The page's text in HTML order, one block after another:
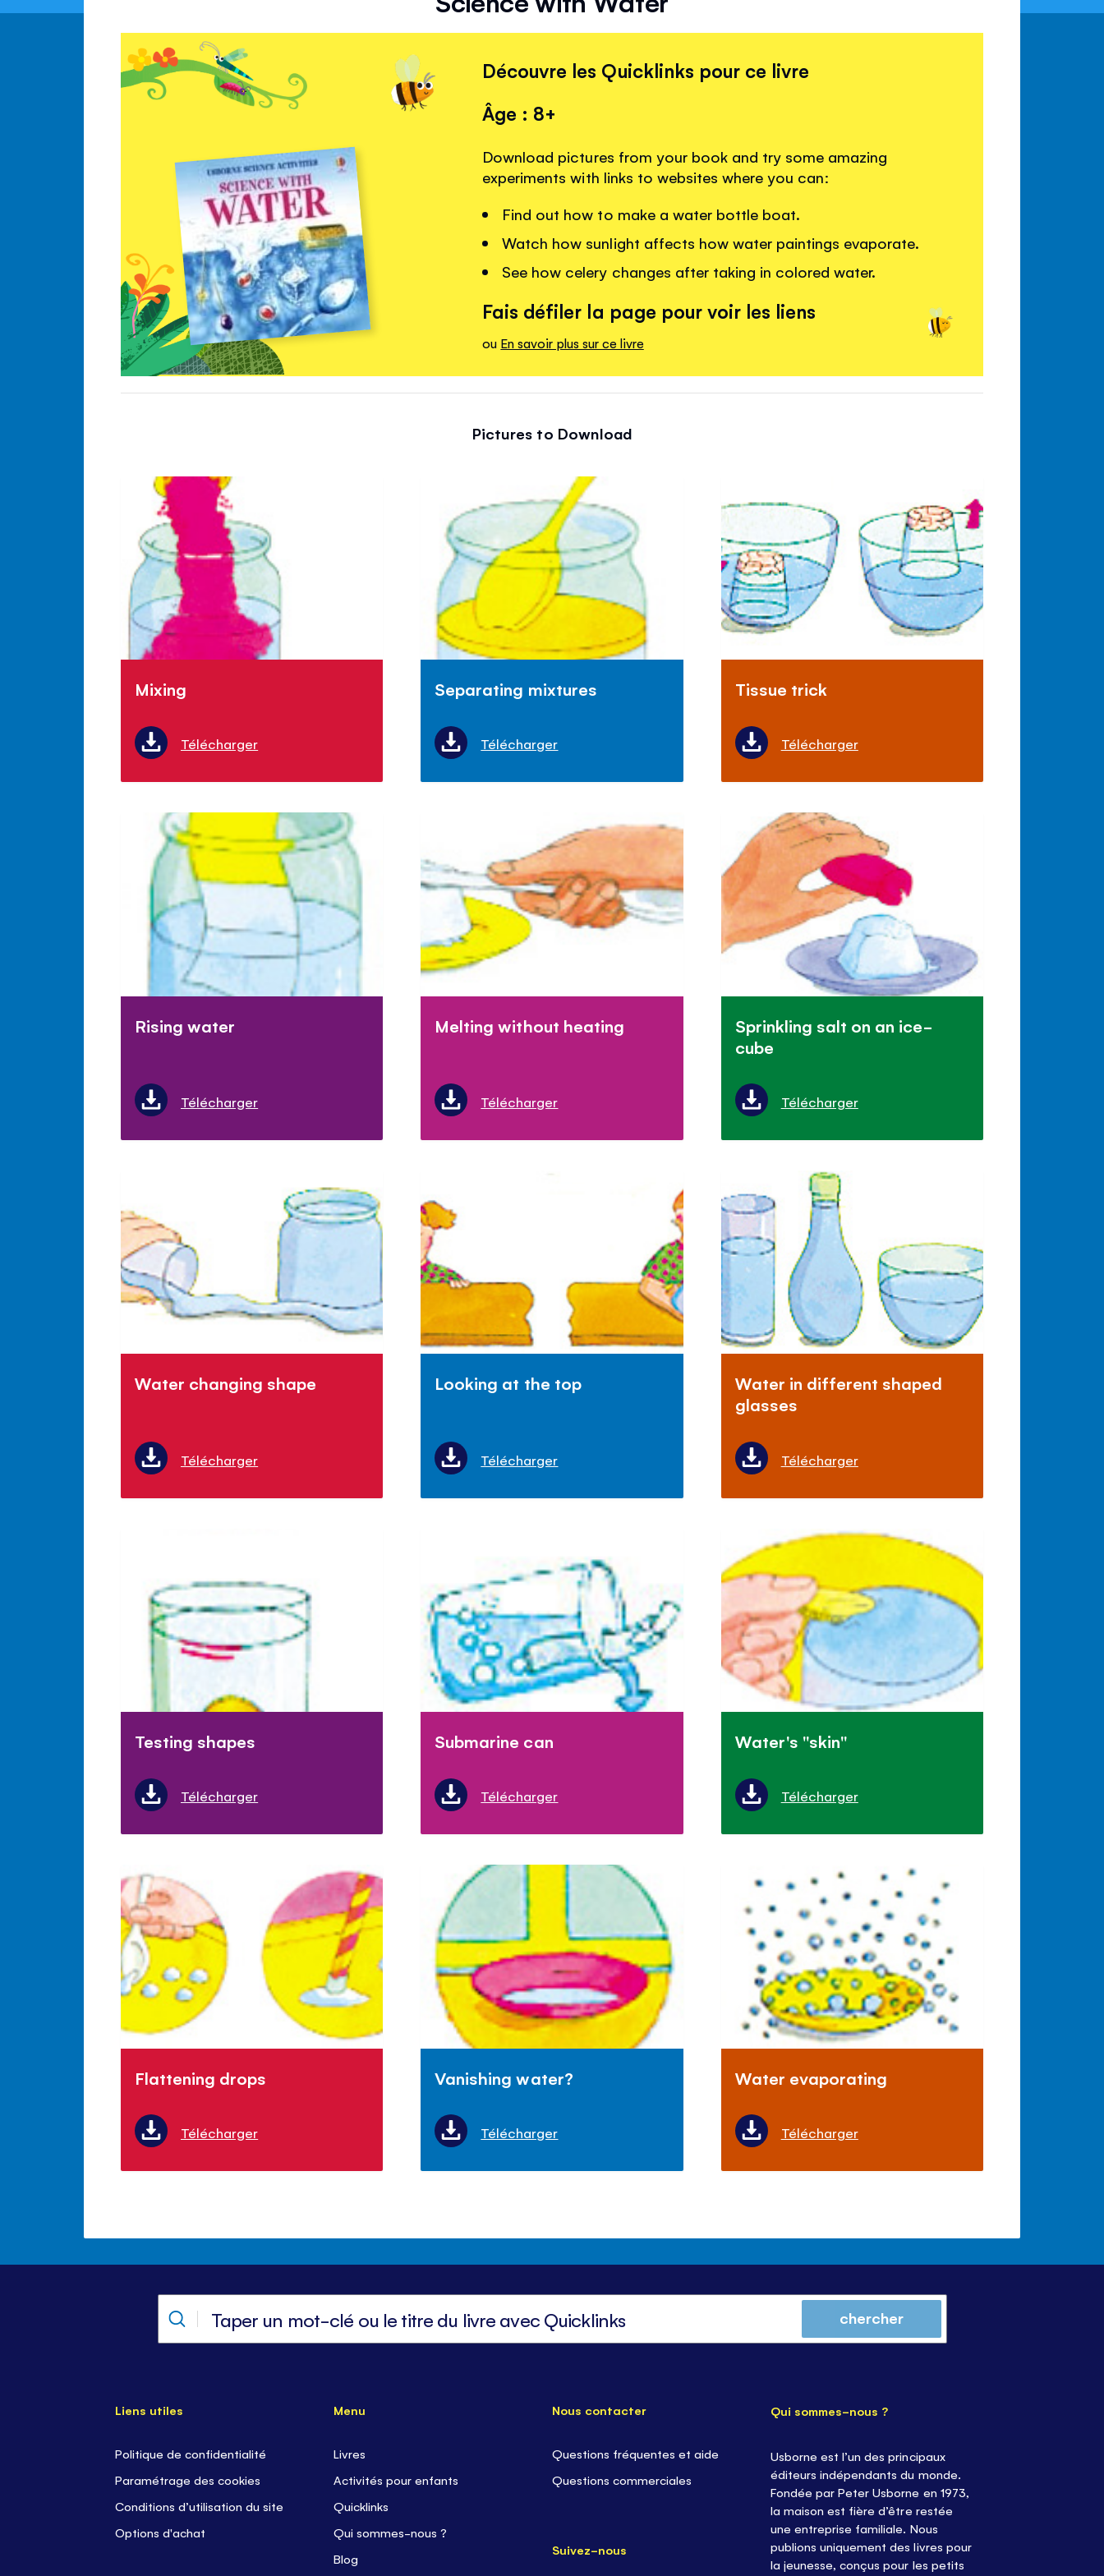
Découvre les Quicklinks pour ce livre
Âge : 8+
Download pictures from your book and try some amazing
experiments with links to websites where you can:
Find out how to make a water bottle boat.
Watch how sunlight affects how water paintings evaporate.
See how celery changes after taking in colored water.
Fais défiler la page pour voir les liens
ou En savoir plus sur ce livre
Pictures to Download
Mixing
Télécharger
Separating mixtures
Télécharger
Tissue trick
Télécharger
Rising water
Télécharger
Melting without heating
Télécharger
Sprinkling salt on an ice-
cube
Télécharger
Water changing shape
Télécharger
Looking at the top
Télécharger
Water in different shaped
glasses
Télécharger
Testing shapes
Télécharger
Submarine can
Télécharger
Water's "skin"
Télécharger
Flattening drops
Télécharger
Vanishing water?
Télécharger
Water evaporating
Télécharger
chercher
Liens utiles
Politique de confidentialité
Paramétrage des cookies
Conditions d’utilisation du site
Options d'achat
Menu
Livres
Activités pour enfants
Quicklinks
Qui sommes-nous ?
Blog
Nous contacter
Questions fréquentes et aide
Questions commerciales
Suivez-nous
Qui sommes-nous ?
Usborne est l’un des principaux
éditeurs indépendants du monde.
Fondée par Peter Usborne en 1973,
la maison est fière d’être restée
une entreprise familiale. Nous
publions uniquement des livres pour
la jeunesse, conçus pour les petits